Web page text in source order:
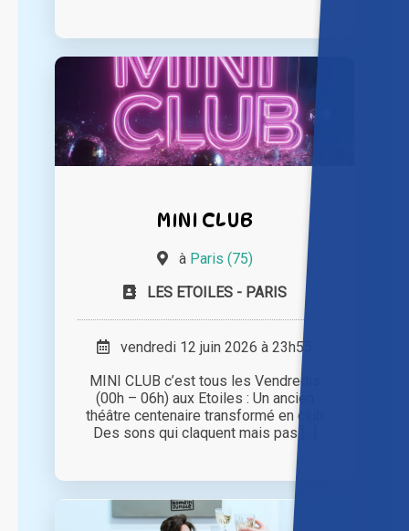
MINI CLUB
à Paris (75)
LES ETOILES - PARIS
vendredi 12 juin 2026 à 23h55
MINI CLUB c’est tous les Vendredis
(00h – 06h) aux Etoiles : Un ancien
théâtre centenaire transformé en club
Des sons qui claquent mais pas [...]